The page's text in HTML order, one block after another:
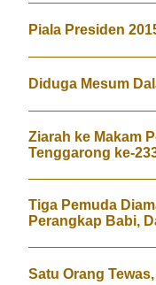
Piala Presiden
Diduga Mesum
Ziarah ke Makam
Tenggarong ke-
Tiga Pemuda
Perangkap Babi,
Satu Orang